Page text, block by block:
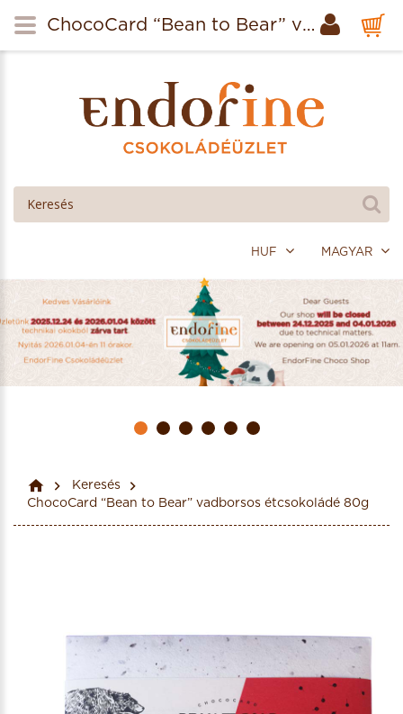
MAGYAR
HUF
Keresés
ChocoCard “Bean to Bear” vadborsos étcsokoládé 80g
ChocoCard “Bean to Bear” vadborsos étcsokoládé 80g